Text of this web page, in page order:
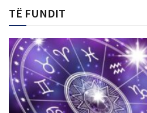
TË FUNDIT